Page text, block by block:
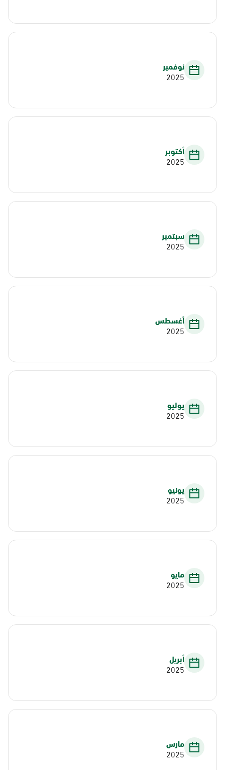
نوفمبر
2025
أكتوبر
2025
سبتمبر
2025
أغسطس
2025
يوليو
2025
يونيو
2025
مايو
2025
أبريل
2025
مارس
2025